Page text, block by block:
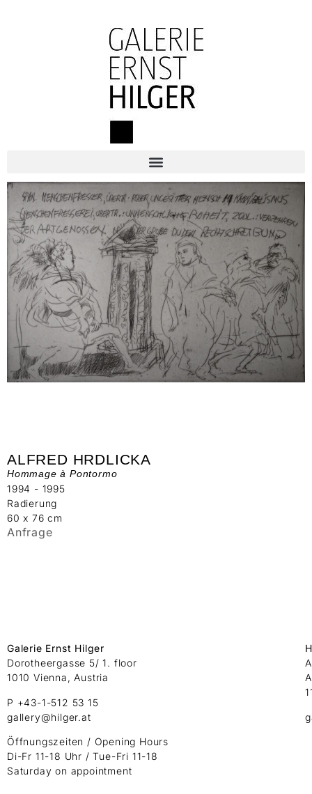
ALFRED HRDLICKA
Hommage à Pontormo
1994 - 1995
Radierung
60 x 76 cm
Anfrage
Galerie Ernst Hilger
Dorotheergasse 5/ 1. floor
1010 Vienna, Austria
P +43-1-512 53 15
gallery@hilger.at
Öffnungszeiten / Opening Hours
Di-Fr 11-18 Uhr / Tue-Fri 11-18
Saturday on appointment